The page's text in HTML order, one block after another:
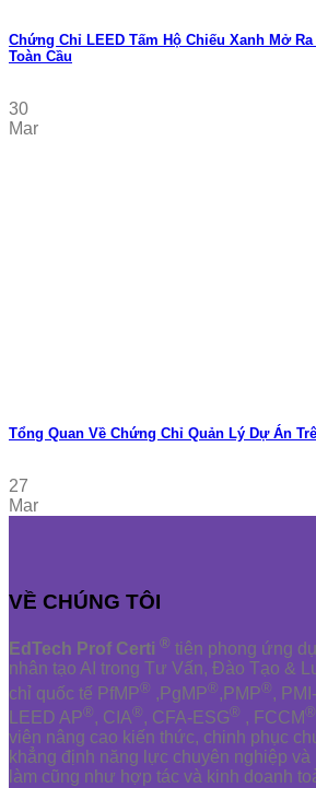
Chứng Chỉ LEED Tấm Hộ Chiếu Xanh Mở
Toàn Cầu
30
Mar
Tổng Quan Về Chứng Chỉ Quản Lý Dự Án
27
Mar
VỀ CHÚNG TÔI
EdTech Prof Certi ® tiên phong ứng
nhân tạo AI trong Tư Vấn, Đào Tạo &
chỉ quốc tế PfMP® ,PgMP®,PMP®,
LEED AP®, CIA®, CFA-ESG® , FCCM®
viên nâng cao kiến thức, chinh phục
khẳng định năng lực chuyên nghiệp
làm cũng như hợp tác và kinh doanh